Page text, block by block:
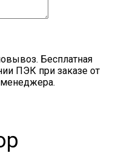
Бесплатная
ПЭК при заказе от
менеджера.